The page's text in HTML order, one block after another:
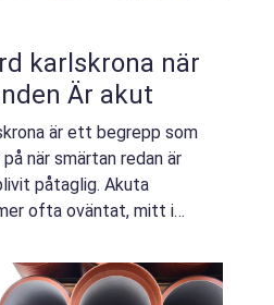
när
Är akut
är ett begrepp som
när smärtan redan är
påtaglig. Akuta
ofta oväntat, mitt i
som är vana vid att